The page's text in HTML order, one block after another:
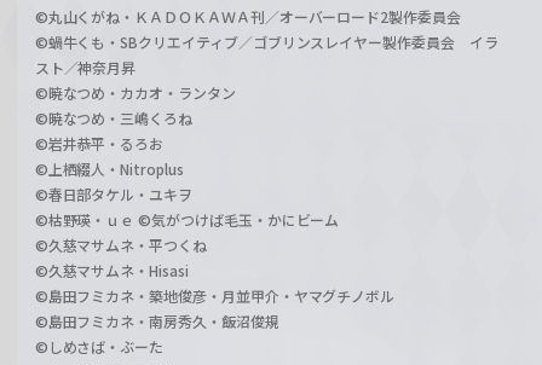
©丸山くがね・ＫＡＤＯＫＡＷＡ刊／オーバーロード2製作委員会
©蝸牛くも・SBクリエイティブ／ゴブリンスレイヤー製作委員会 イラ
スト／神奈月昇
©暁なつめ・カカオ・ランタン
©暁なつめ・三嶋くろね
©岩井恭平・るろお
©上栖綴人・Nitroplus
©春日部タケル・ユキヲ
©枯野瑛・ｕｅ ©気がつけば毛玉・かにビーム
©久慈マサムネ・平つくね
©久慈マサムネ・Hisasi
©島田フミカネ・築地俊彦・月並甲介・ヤマグチノボル
©島田フミカネ・南房秀久・飯沼俊規
©しめさば・ぶーた